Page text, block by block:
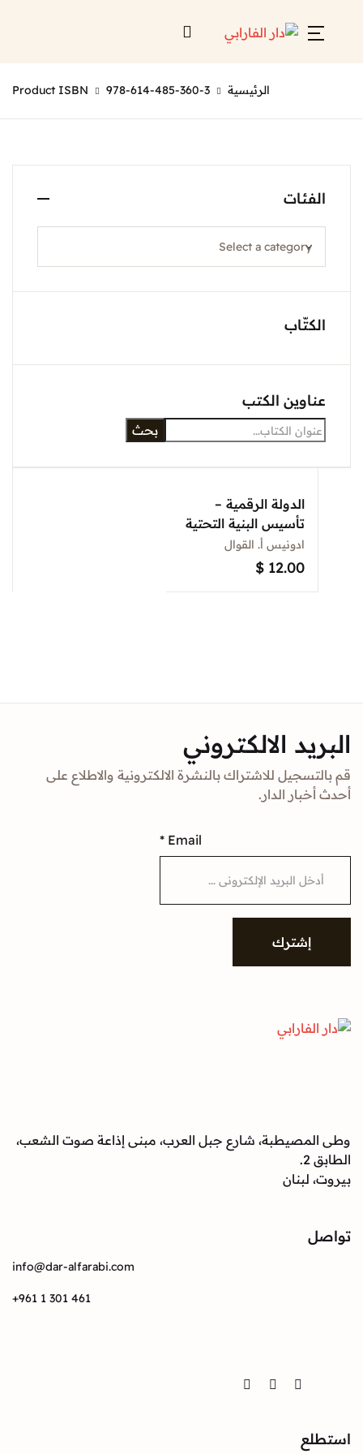
الرئيسية Product ISBN 978-614-485-360-3
الدولة الرقمية –
تأسيس البنية التحتية
للحكم الرشيد في
لبنان
ادونيس أ. القوال
$ 12.00
الفئات
الكتّاب
عناوين الكتب
بحث
البريد الالكتروني
قم بالتسجيل للاشتراك بالنشرة الالكترونية والاطلاع على
أحدث أخبار الدار.
Email
*
إشترك
وطى المصيطبة، شارع جبل العرب، مبنى إذاعة صوت الشعب،
الطابق 2.
بيروت، لبنان
تواصل
info@dar-alfarabi.com
+961 1 301 461
Facebook
Instagram
Twitter
استطلع